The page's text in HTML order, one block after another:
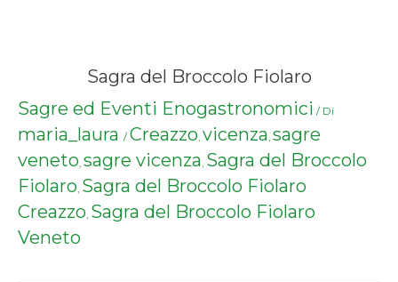
Sagra del Broccolo Fiolaro
Sagre ed Eventi Enogastronomici / Di
maria_laura / Creazzo, vicenza, sagre
veneto, sagre vicenza, Sagra del Broccolo
Fiolaro, Sagra del Broccolo Fiolaro
Creazzo, Sagra del Broccolo Fiolaro
Veneto